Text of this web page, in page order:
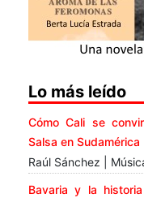
Lo más leído
Cómo Cali se
Salsa en Sudamérica
Raúl Sánchez |
Bavaria y la